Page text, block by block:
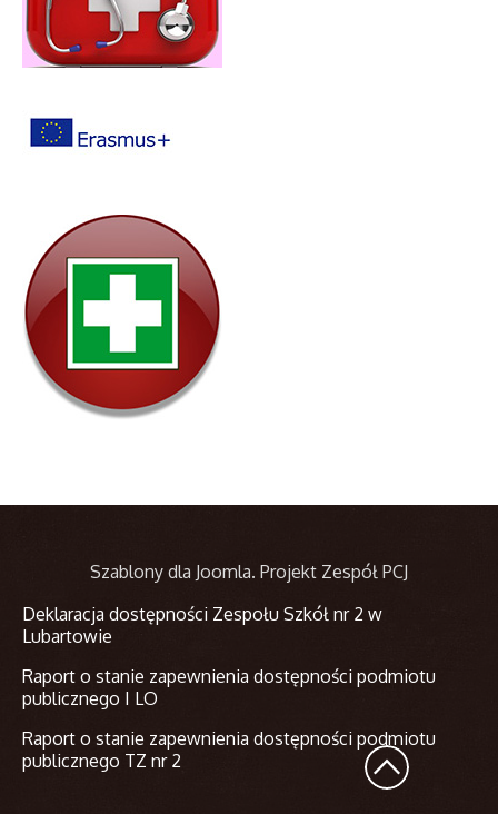
Szablony dla Joomla. Projekt Zespół PCJ
Deklaracja dostępności Zespołu Szkół nr 2 w
Lubartowie
Raport o stanie zapewnienia dostępności podmiotu
publicznego I LO
Raport o stanie zapewnienia dostępności podmiotu
publicznego TZ nr 2